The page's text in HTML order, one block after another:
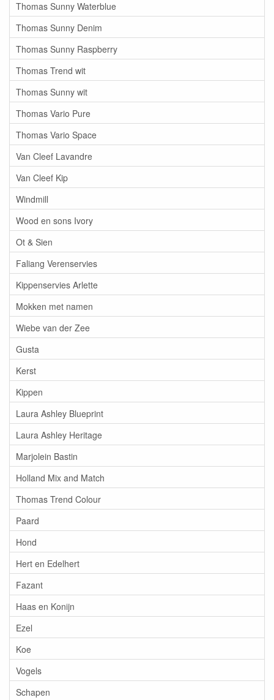
Thomas Sunny Waterblue
Thomas Sunny Denim
Thomas Sunny Raspberry
Thomas Trend wit
Thomas Sunny wit
Thomas Vario Pure
Thomas Vario Space
Van Cleef Lavandre
Van Cleef Kip
Windmill
Wood en sons Ivory
Ot & Sien
Faliang Verenservies
Kippenservies Arlette
Mokken met namen
Wiebe van der Zee
Gusta
Kerst
Kippen
Laura Ashley Blueprint
Laura Ashley Heritage
Marjolein Bastin
Holland Mix and Match
Thomas Trend Colour
Paard
Hond
Hert en Edelhert
Fazant
Haas en Konijn
Ezel
Koe
Vogels
Schapen